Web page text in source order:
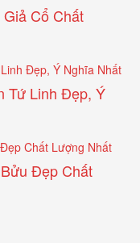
Cổ Chất
Tứ Linh Đẹp, Ý
Đẹp Chất